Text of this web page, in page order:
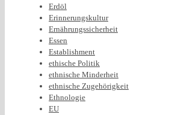
Erdöl
Erinnerungskultur
Ernährungssicherheit
Essen
Establishment
ethische Politik
ethnische Minderheit
ethnische Zugehörigkeit
Ethnologie
EU